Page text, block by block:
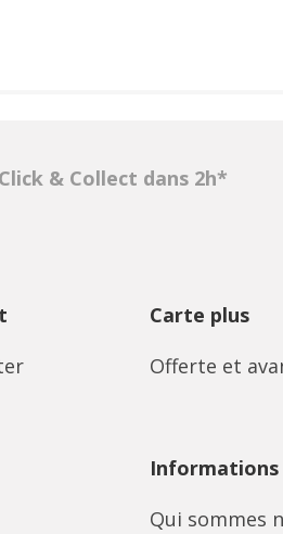
Click & Collect dans 2h*
Carte plus
Offerte et
Informations
Qui sommes